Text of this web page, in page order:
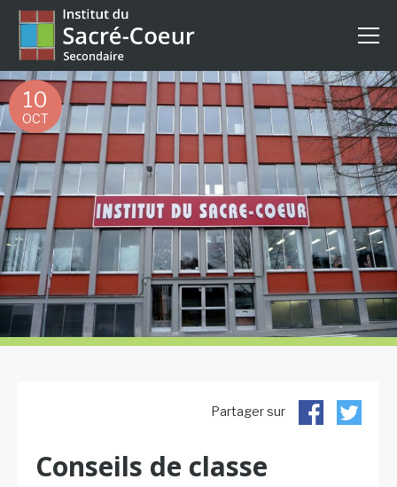
10
OCT
Partager sur
Conseils de classe